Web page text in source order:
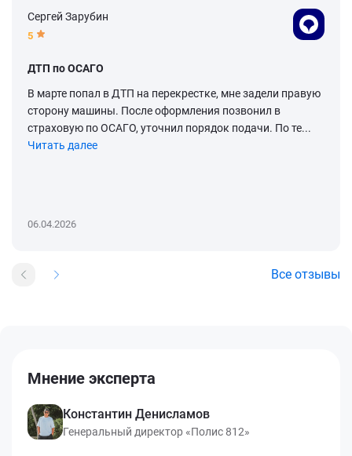
Сергей Зарубин
5
ДТП по ОСАГО
В марте попал в ДТП на перекрестке, мне задели правую
сторону машины. После оформления позвонил в
страховую по ОСАГО, уточнил порядок подачи. По те...
Читать далее
06.04.2026
Все отзывы
Мнение эксперта
Константин Денисламов
Генеральный директор «Полис 812»